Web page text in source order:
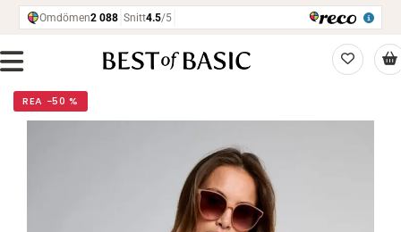
REA −50 %